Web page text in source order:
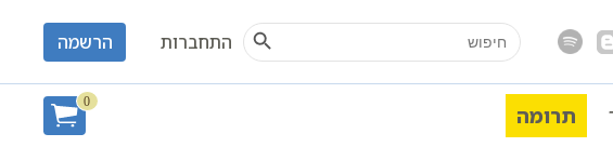
Search
for:
Search Button
התחברות הרשמה
תרומה
0